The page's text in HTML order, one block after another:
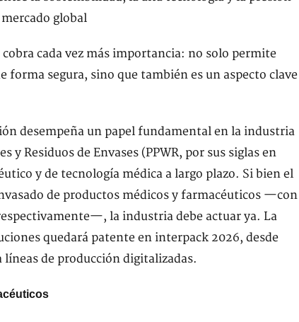
cada vez más importancia: no solo permite
segura, sino que también es un aspecto clave
desempeña un papel fundamental en la industria
y Residuos de Envases (PPWR, por sus siglas en
y de tecnología médica a largo plazo. Si bien el
de productos médicos y farmacéuticos —con
la industria debe actuar ya. La
quedará patente en interpack 2026, desde
de producción digitalizadas.